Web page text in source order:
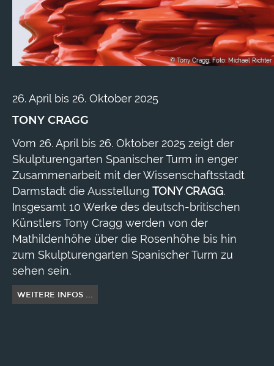
© Tony Cragg; Foto: Michael Richter
26. April bis 26. Oktober 2025
TONY CRAGG
Vom 26. April bis 26. Oktober 2025 zeigt der
Skulpturengarten Spanischer Turm in enger
Zusammenarbeit mit der Wissenschaftsstadt
Darmstadt die Ausstellung TONY CRAGG.
Insgesamt 10 Werke des deutsch-britischen
Künstlers Tony Cragg werden von der
Mathildenhöhe über die Rosenhöhe bis hin
zum Skulpturengarten Spanischer Turm zu
sehen sein.
WEITERE INFOS ...